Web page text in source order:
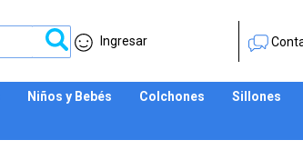
Ingresar
Niños y Bebés Colchones
Sillones